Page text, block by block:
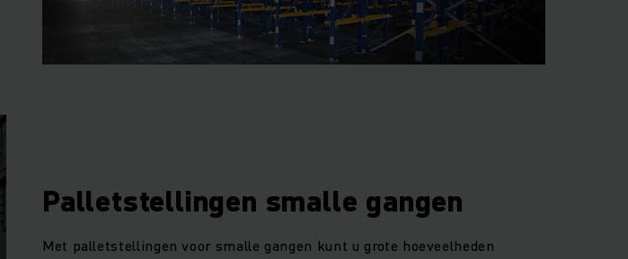
Palletstellingen smalle gangen
Met palletstellingen voor smalle gangen kunt u grote hoeveelheden